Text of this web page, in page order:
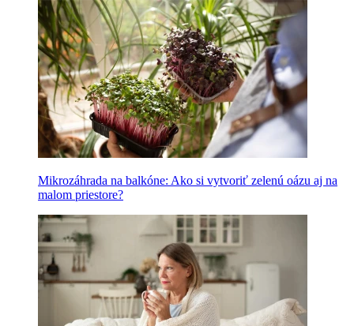
Mikrozáhrada na balkóne: Ako si vytvoriť zelenú oázu aj na
malom priestore?